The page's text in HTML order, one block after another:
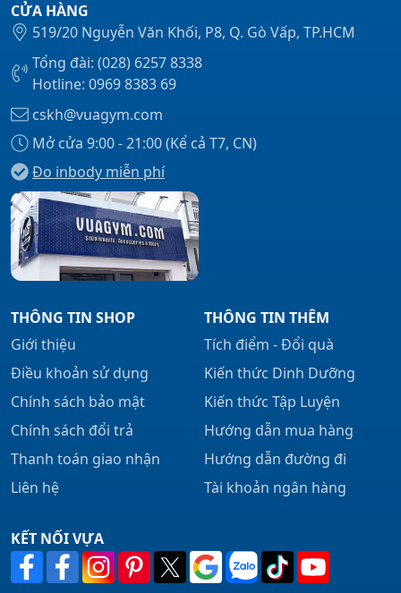
CỬA HÀNG
519/20 Nguyễn Văn Khối, P8, Q. Gò Vấp, TP.HCM
Tổng đài: (028) 6257 8338
Hotline: 0969 8383 69
cskh@vuagym.com
Mở cửa 9:00 - 21:00 (Kể cả T7, CN)
Đo inbody miễn phí
THÔNG TIN SHOP
Giới thiệu
Điều khoản sử dụng
Chính sách bảo mật
Chính sách đổi trả
Thanh toán giao nhận
Liên hệ
THÔNG TIN THÊM
Tích điểm - Đổi quà
Kiến thức Dinh Dưỡng
Kiến thức Tập Luyện
Hướng dẫn mua hàng
Hướng dẫn đường đi
Tài khoản ngân hàng
KẾT NỐI VỰA